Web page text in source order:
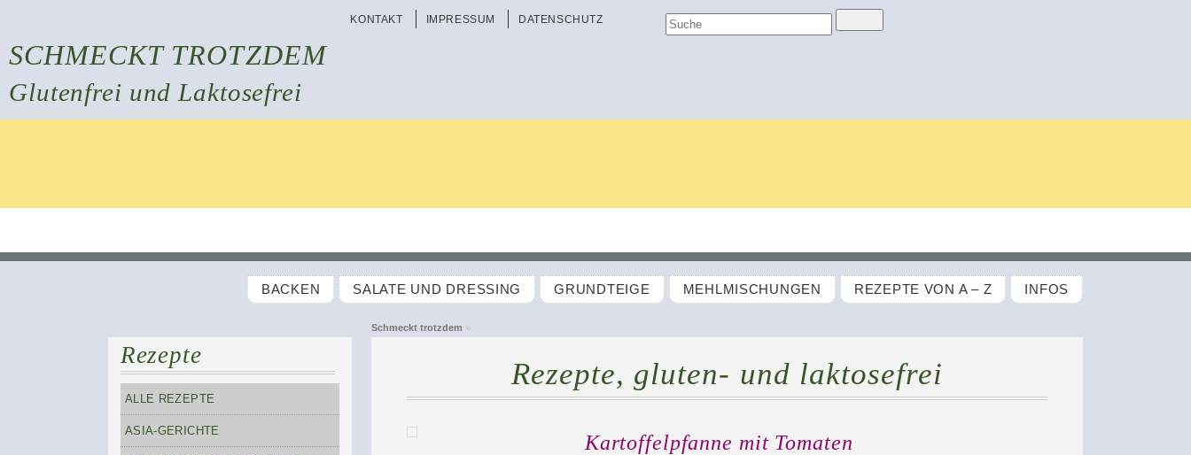
KONTAKT IMPRESSUM DATENSCHUTZ
SCHMECKT TROTZDEM
Glutenfrei und Laktosefrei
BACKEN SALATE UND DRESSING GRUNDTEIGE MEHLMISCHUNGEN REZEPTE VON A – Z INFOS
Schmeckt trotzdem »
Rezepte
ALLE REZEPTE
ASIA-GERICHTE
Rezepte, gluten- und laktosefrei
Kartoffelpfanne mit Tomaten